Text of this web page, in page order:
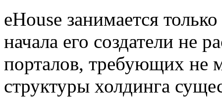
eHouse занимается
начала его создатели не
порталов, требующих не
структуры холдинга